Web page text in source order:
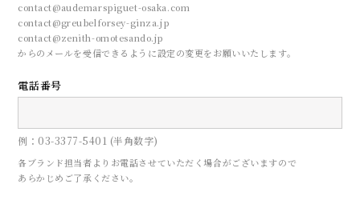
contact@audemarspiguet-osaka.com
contact@greubelforsey-ginza.jp
contact@zenith-omotesando.jp
からのメールを受信できるように設定の変更をお願いいたします。
電話番号
例：03-3377-5401 (半角数字)
各ブランド担当者よりお電話させていただく場合がございますので
あらかじめご了承ください。